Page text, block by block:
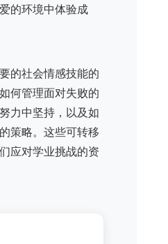
的环境中体验成
的社会情感技能的
何管理面对失败的
力中坚持，以及如
策略。这些可转移
应对学业挑战的资